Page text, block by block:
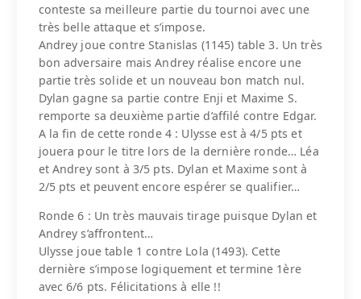
conteste sa meilleure partie du tournoi avec une
très belle attaque et s’impose.
Andrey joue contre Stanislas (1145) table 3. Un très
bon adversaire mais Andrey réalise encore une
partie très solide et un nouveau bon match nul.
Dylan gagne sa partie contre Enji et Maxime S.
remporte sa deuxième partie d’affilé contre Edgar.
A la fin de cette ronde 4 : Ulysse est à 4/5 pts et
jouera pour le titre lors de la dernière ronde… Léa
et Andrey sont à 3/5 pts. Dylan et Maxime sont à
2/5 pts et peuvent encore espérer se qualifier…
Ronde 6 : Un très mauvais tirage puisque Dylan et
Andrey s’affrontent…
Ulysse joue table 1 contre Lola (1493). Cette
dernière s’impose logiquement et termine 1ère
avec 6/6 pts. Félicitations à elle !!